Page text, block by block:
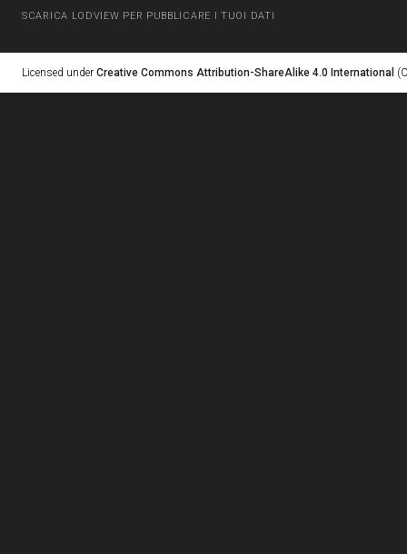
SCARICA LODVIEW PER PUBBLICARE I TUOI DATI
Licensed under Creative Commons Attribution-ShareAlike 4.0 International